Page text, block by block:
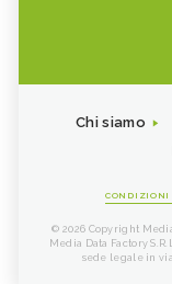
Chi siamo
CONDIZIONI
© 2026 Copyright
Media Data Factory
sede legale in